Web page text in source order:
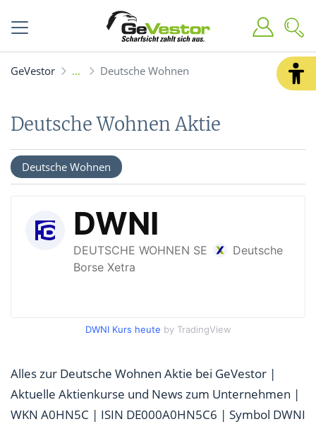
GeVestor Deutsche Wohnen
Deutsche Wohnen Aktie
Deutsche Wohnen
DWNI Kurs heute by TradingView
Alles zur Deutsche Wohnen Aktie bei GeVestor |
Aktuelle Aktienkurse und News zum Unternehmen |
WKN A0HN5C | ISIN DE000A0HN5C6 | Symbol DWNI